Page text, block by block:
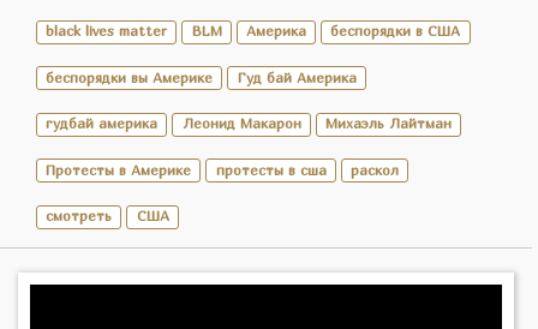
black lives matter BLM Америка беспорядки в США
беспорядки вы Америке Гуд бай Америка
гудбай америка Леонид Макарон Михаэль Лайтман
Протесты в Америке протесты в сша раскол
смотреть США